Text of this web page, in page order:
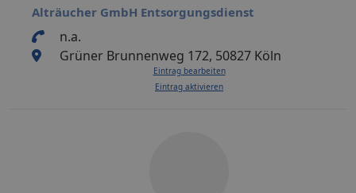
Alträucher GmbH Entsorgungsdienst
n.a.
Grüner Brunnenweg 172, 50827 Köln
Eintrag bearbeiten
Eintrag aktivieren